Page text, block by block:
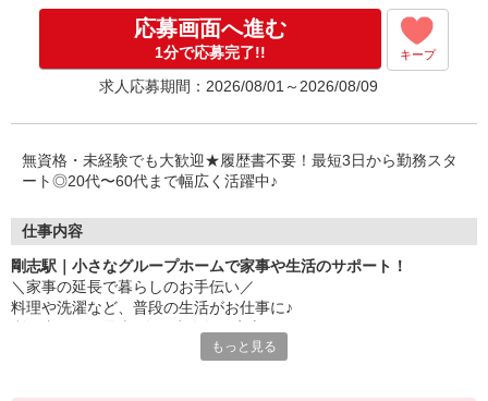
応募画面へ進む
1分で応募完了!! キープ
求人応募期間：2026/08/01～2026/08/09
無資格・未経験でも大歓迎★履歴書不要！最短3日から勤務スタ
ート◎20代〜60代まで幅広く活躍中♪
仕事内容
剛志駅｜小さなグループホームで家事や生活のサポート！
＼家事の延長で暮らしのお手伝い／
料理や洗濯など、普段の生活がお仕事に♪
もっと見る